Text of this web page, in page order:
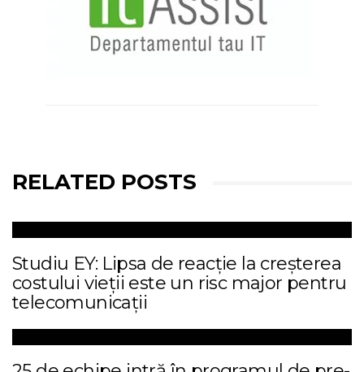
RELATED POSTS
Studiu EY: Lipsa de reacție la creșterea
costului vieții este un risc major pentru
telecomunicații